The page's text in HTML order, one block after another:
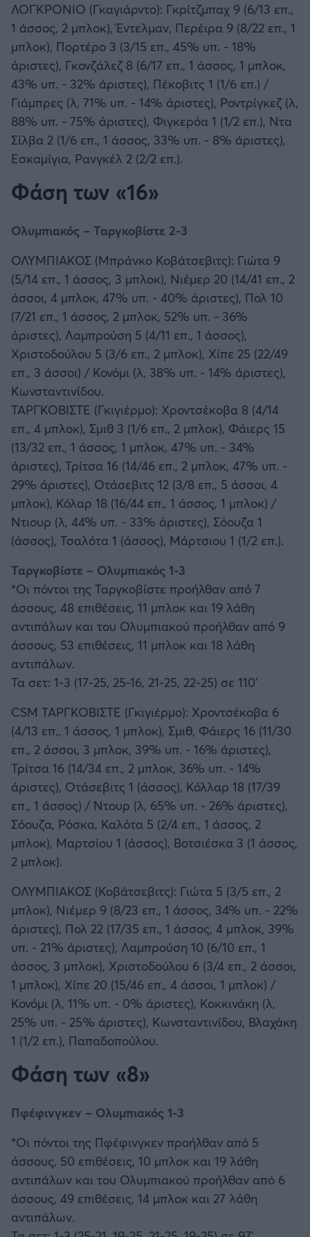
ΛΟΓΚΡΟΝΙΟ (Γκαγιάρντο): Γκρίτζμπαχ 9 (6/13 επ.,
1 άσσος, 2 μπλοκ), Έντελμαν, Περέιρα 9 (8/22 επ., 1
μπλοκ), Πορτέρο 3 (3/15 επ., 45% υπ. - 18%
άριστες), Γκονζάλεζ 8 (6/17 επ., 1 άσσος, 1 μπλοκ,
43% υπ. - 32% άριστες), Πέκοβιτς 1 (1/6 επ.) /
Γιάμπρες (λ, 71% υπ. - 14% άριστες), Ροντρίγκεζ (λ,
88% υπ. - 75% άριστες), Φιγκερόα 1 (1/2 επ.), Ντα
Σίλβα 2 (1/6 επ., 1 άσσος, 33% υπ. - 8% άριστες),
Εσκαμίγια, Ρανγκέλ 2 (2/2 επ.).
Φάση των «16»
Ολυμπιακός – Ταργκοβίστε 2-3
ΟΛΥΜΠΙΑΚΟΣ (Μπράνκο Κοβάτσεβιτς): Γιώτα 9
(5/14 επ., 1 άσσος, 3 μπλοκ), Νιέμερ 20 (14/41 επ., 2
άσσοι, 4 μπλοκ, 47% υπ. - 40% άριστες), Πολ 10
(7/21 επ., 1 άσσος, 2 μπλοκ, 52% υπ. - 36%
άριστες), Λαμπρούση 5 (4/11 επ., 1 άσσος),
Χριστοδούλου 5 (3/6 επ., 2 μπλοκ), Χίπε 25 (22/49
επ., 3 άσσοι) / Κονόμι (λ, 38% υπ. - 14% άριστες),
Κωνσταντινίδου.
ΤΑΡΓΚΟΒΙΣΤΕ (Γκιγιέρμο): Χροντσέκοβα 8 (4/14
επ., 4 μπλοκ), Σμιθ 3 (1/6 επ., 2 μπλοκ), Φάιερς 15
(13/32 επ., 1 άσσος, 1 μπλοκ, 47% υπ. - 34%
άριστες), Τρίτσα 16 (14/46 επ., 2 μπλοκ, 47% υπ. -
29% άριστες), Οτάσεβιτς 12 (3/8 επ., 5 άσσοι, 4
μπλοκ), Κόλαρ 18 (16/44 επ., 1 άσσος, 1 μπλοκ) /
Ντιουρ (λ, 44% υπ. - 33% άριστες), Σόουζα 1
(άσσος), Τσαλότα 1 (άσσος), Μάρτσιου 1 (1/2 επ.).
Ταργκοβίστε – Ολυμπιακός 1-3
*Οι πόντοι της Ταργκοβίστε προήλθαν από 7
άσσους, 48 επιθέσεις, 11 μπλοκ και 19 λάθη
αντιπάλων και του Ολυμπιακού προήλθαν από 9
άσσους, 53 επιθέσεις, 11 μπλοκ και 18 λάθη
αντιπάλων.
Τα σετ: 1-3 (17-25, 25-16, 21-25, 22-25) σε 110'
CSM ΤΑΡΓΚΟΒΙΣΤΕ (Γκιγιέρμο): Χροντσέκοβα 6
(4/13 επ., 1 άσσος, 1 μπλοκ), Σμιθ, Φάιερς 16 (11/30
επ., 2 άσσοι, 3 μπλοκ, 39% υπ. - 16% άριστες),
Τρίτσα 16 (14/34 επ., 2 μπλοκ, 36% υπ. - 14%
άριστες), Οτάσεβιτς 1 (άσσος), Κόλλαρ 18 (17/39
επ., 1 άσσος) / Ντουρ (λ, 65% υπ. - 26% άριστες),
Σόουζα, Ρόσκα, Καλότα 5 (2/4 επ., 1 άσσος, 2
μπλοκ), Μαρτσίου 1 (άσσος), Βοτσιέσκα 3 (1 άσσος,
2 μπλοκ).
ΟΛΥΜΠΙΑΚΟΣ (Κοβάτσεβιτς): Γιώτα 5 (3/5 επ., 2
μπλοκ), Νιέμερ 9 (8/23 επ., 1 άσσος, 34% υπ. - 22%
άριστες), Πολ 22 (17/35 επ., 1 άσσος, 4 μπλοκ, 39%
υπ. - 21% άριστες), Λαμπρούση 10 (6/10 επ., 1
άσσος, 3 μπλοκ), Χριστοδούλου 6 (3/4 επ., 2 άσσοι,
1 μπλοκ), Χίπε 20 (15/46 επ., 4 άσσοι, 1 μπλοκ) /
Κονόμι (λ, 11% υπ. - 0% άριστες), Κοκκινάκη (λ,
25% υπ. - 25% άριστες), Κωνσταντινίδου, Βλαχάκη
1 (1/2 επ.), Παπαδοπούλου.
Φάση των «8»
Πφέφινγκεν – Ολυμπιακός 1-3
*Οι πόντοι της Πφέφινγκεν προήλθαν από 5
άσσους, 50 επιθέσεις, 10 μπλοκ και 19 λάθη
αντιπάλων και του Ολυμπιακού προήλθαν από 6
άσσους, 49 επιθέσεις, 14 μπλοκ και 27 λάθη
αντιπάλων.